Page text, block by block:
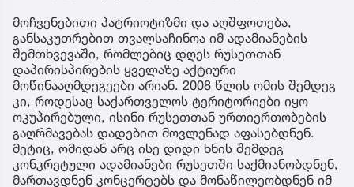
მოჩვენებითი პატრიოტიზმი და აღშფოთება,
განსაკუთრებით თვალსაჩინოა იმ ადამიანების
შემთხვევაში, რომლებიც დღეს რუსეთთან
დაპირისპირების ყველაზე აქტიური
მოწინააღმდეგეები არიან. 2008 წლის ომის შემდეგ
კი, როდესაც საქართველოს ტერიტორიები იყო
ოკუპირებული, ისინი რუსეთთან ურთიერთობების
გაღრმავებას დადებით მოვლენად აფასებდნენ.
მეტიც, ომიდან არც ისე დიდი ხნის შემდეგ
კონკრეტული ადამიანები რუსეთში საქმიანობდნენ,
მართავდნენ კონცერტებს და მონაწილეობდნენ იმ